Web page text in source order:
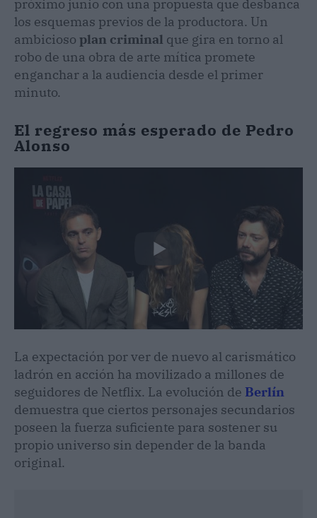
próximo junio con una propuesta que desbanca
los esquemas previos de la productora. Un
ambicioso plan criminal que gira en torno al
robo de una obra de arte mítica promete
enganchar a la audiencia desde el primer
minuto.
El regreso más esperado de Pedro
Alonso
La expectación por ver de nuevo al carismático
ladrón en acción ha movilizado a millones de
seguidores de Netflix. La evolución de Berlín
demuestra que ciertos personajes secundarios
poseen la fuerza suficiente para sostener su
propio universo sin depender de la banda
original.